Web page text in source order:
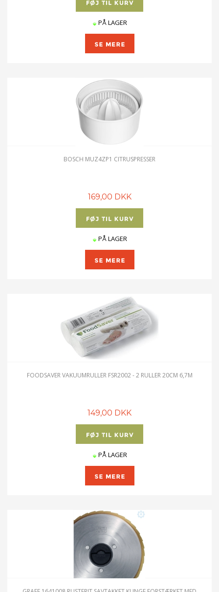
PÅ LAGER
BOSCH MUZ4ZP1 CITRUSPRESSER
169,00 DKK
PÅ LAGER
FOODSAVER VAKUUMRULLER FSR2002 - 2 RULLER 20CM 6,7M
149,00 DKK
PÅ LAGER